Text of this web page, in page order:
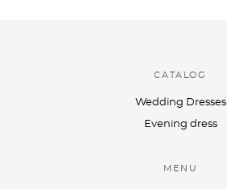
CATALOG
Wedding Dresses
Evening dress
MENU